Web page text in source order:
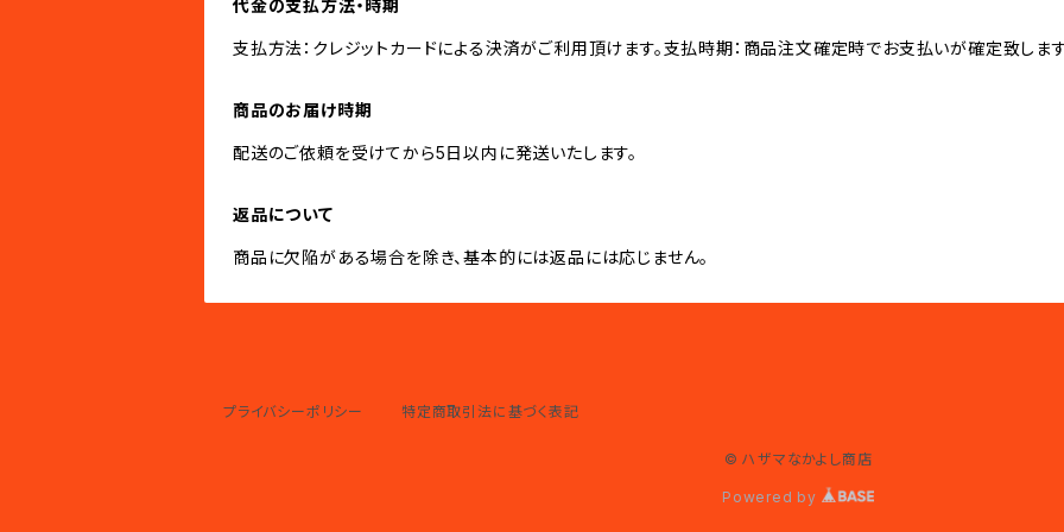
代金の支払方法・時期
支払方法：クレジットカードによる決済がご利用頂けます。支払時期：商品注文確定時でお支払いが確定致します
商品のお届け時期
配送のご依頼を受けてから5日以内に発送いたします。
返品について
商品に欠陥がある場合を除き、基本的には返品には応じません。
プライバシーポリシー 特定商取引法に基づく表記
© ハザマなかよし商店
Powered by